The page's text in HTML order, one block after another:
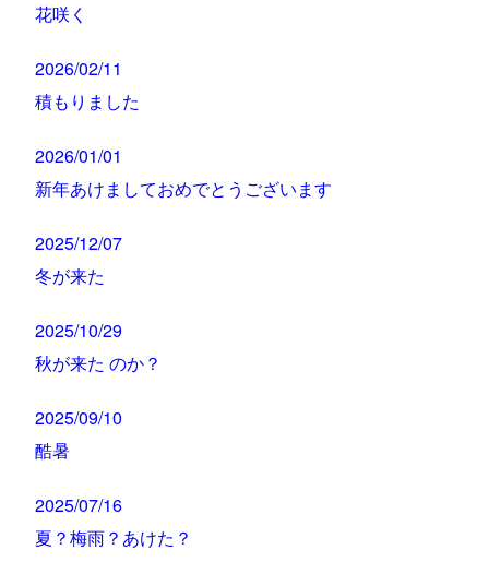
花咲く
2026/02/11
積もりました
2026/01/01
新年あけましておめでとうございます
2025/12/07
冬が来た
2025/10/29
秋が来た のか？
2025/09/10
酷暑
2025/07/16
夏？梅雨？あけた？